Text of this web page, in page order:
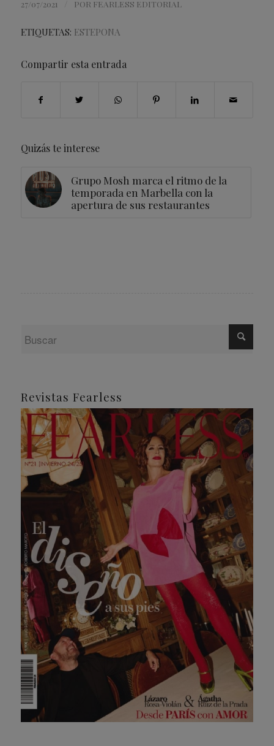
27/07/2021 POR FEARLESS EDITORIAL
ETIQUETAS: ESTEPONA
Compartir esta entrada
Quizás te interese
Grupo Mosh marca el ritmo de la
temporada en Marbella con la
apertura de sus restaurantes
Revistas Fearless